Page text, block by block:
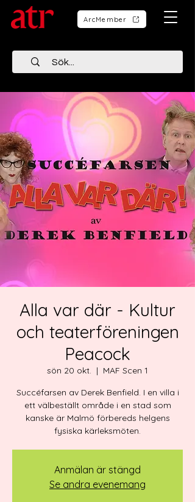
ArcMember
Alla var där - Kultur
och teaterföreningen
Peacock
sön 20 okt.
  |
MAF Scen 1
Succéfarsen av Derek Benfield. I en villa i
ett välbeställt område i en stad som
kanske är Malmö förbereds helgens
fysiska kärleksmöten.
Anmälan är stängd
Se andra evenemang